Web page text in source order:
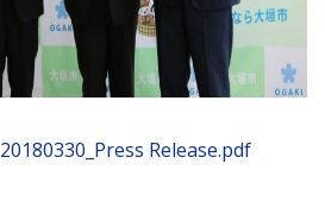
20180330_Press Release.pdf